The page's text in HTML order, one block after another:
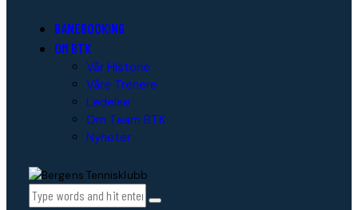
BANEBOOKING
OM BTK
Vår Historie
Våre Trenere
Ledelse
Om Team BTK
Nyheter